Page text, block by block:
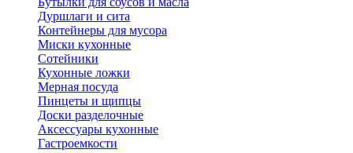
Дуршлаги и сита
Контейнеры для мусора
Миски кухонные
Сотейники
Кухонные ложки
Мерная посуда
Пинцеты и щипцы
Доски разделочные
Аксессуары кухонные
Гастроемкости